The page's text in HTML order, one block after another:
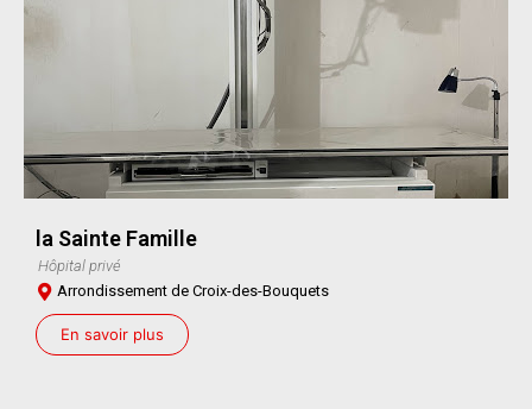
la Sainte Famille
Hôpital privé
Arrondissement de Croix-des-Bouquets
En savoir plus